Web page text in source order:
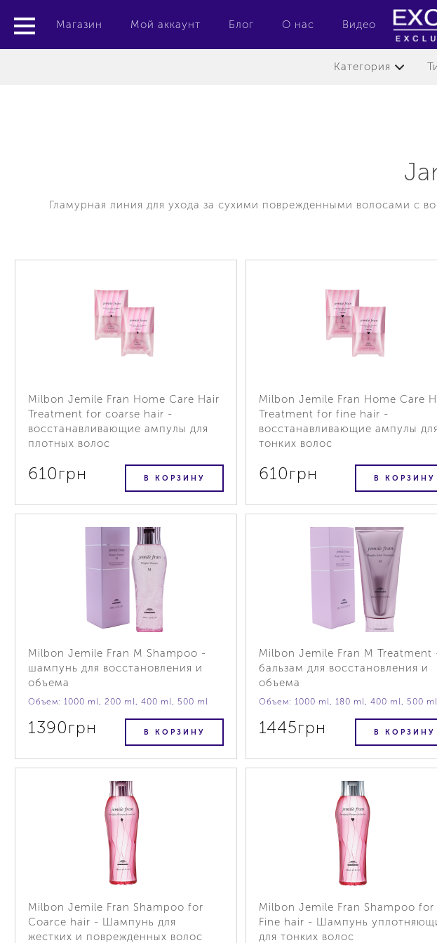
Магазин Мой аккаунт Блог О нас Видео
Категория
Гламурная линия для ухода за сухими поврежденными волосами с
Milbon Jemile Fran Home Care Hair
Treatment for coarse hair -
восстанавливающие ампулы для
плотных волос
В КОРЗИНУ
610грн
Milbon Jemile Fran Home Care
Treatment for fine hair -
восстанавливающие ампулы для
тонких волос
В КОРЗИНУ
610грн
Milbon Jemile Fran M Shampoo -
шампунь для восстановления и
объема
В КОРЗИНУ
1390грн
Объем: 1000 ml, 200 ml, 400 ml, 500 ml
Milbon Jemile Fran M Treatment
бальзам для восстановления и
объема
В КОРЗИНУ
1445грн
Объем: 1000 ml, 180 ml, 400 ml, 500 ml
Milbon Jemile Fran Shampoo for
Coarce hair - Шампунь для
жестких и поврежденных волос
Milbon Jemile Fran Shampoo for
Fine hair - Шампунь
для тонких волос